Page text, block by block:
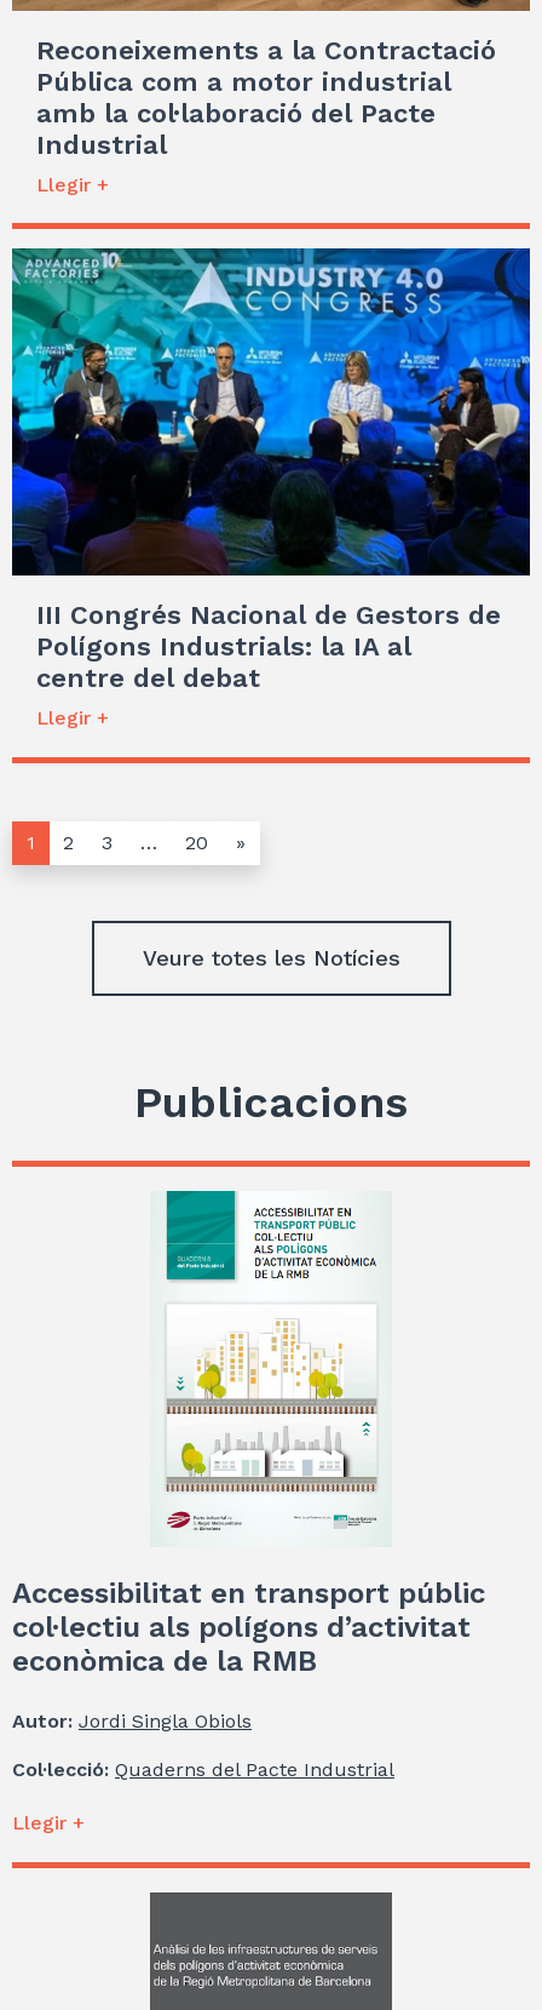
Reconeixements a la Contractació
Pública com a motor industrial
amb la col·laboració del Pacte
Industrial
Llegir +
III Congrés Nacional de Gestors de
Polígons Industrials: la IA al
centre del debat
Llegir +
1 2 3 … 20 »
Veure totes les Notícies
Publicacions
Accessibilitat en transport públic
col·lectiu als polígons d’activitat
econòmica de la RMB
Autor: Jordi Singla Obiols
Col·lecció: Quaderns del Pacte Industrial
Llegir +